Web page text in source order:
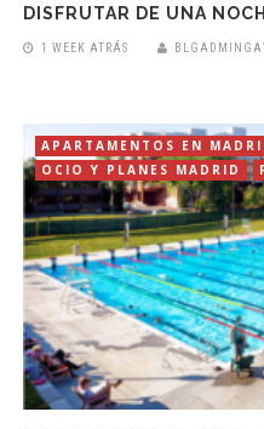
DISFRUTAR DE UNA
1 WEEK ATRÁS
APARTAMENTOS EN
OCIO Y PLANES MADRID